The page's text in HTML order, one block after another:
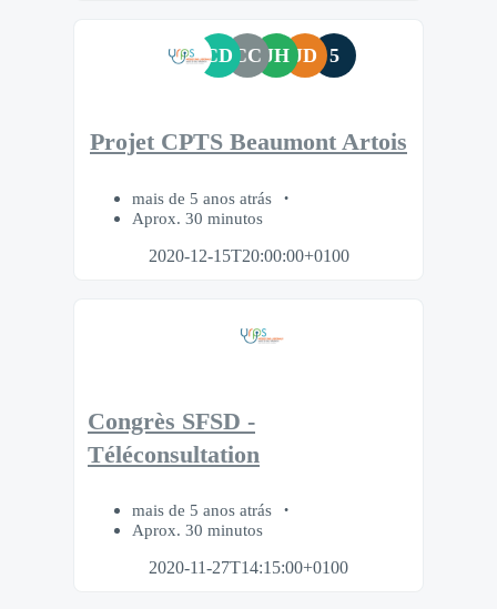
CD CC JH JD 5
Projet CPTS Beaumont Artois
mais de 5 anos atrás
Aprox. 30 minutos
2020-12-15T20:00:00+0100
Congrès SFSD -
Téléconsultation
mais de 5 anos atrás
Aprox. 30 minutos
2020-11-27T14:15:00+0100